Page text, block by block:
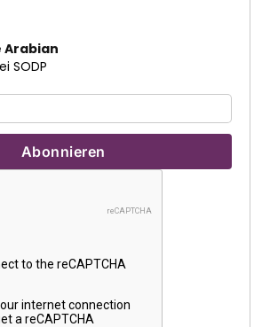
Arabian
SODP